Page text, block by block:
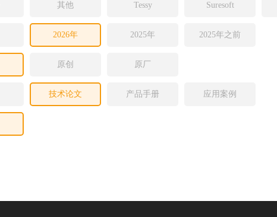
其他 Tessy Suresoft
2026年 2025年 2025年之前
原创 原厂
技术论文 产品手册 应用案例